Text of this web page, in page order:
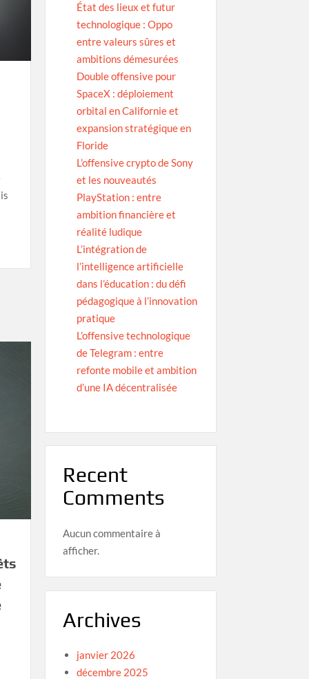
État des lieux et futur
technologique : Oppo
entre valeurs sûres et
ambitions démesurées
Double offensive pour
SpaceX : déploiement
orbital en Californie et
expansion stratégique en
Floride
L’offensive crypto de Sony
et les nouveautés
PlayStation : entre
ambition financière et
réalité ludique
L’intégration de
l’intelligence artificielle
dans l’éducation : du défi
pédagogique à l’innovation
pratique
L’offensive technologique
de Telegram : entre
refonte mobile et ambition
d’une IA décentralisée
Recent
Comments
Aucun commentaire à
afficher.
Archives
janvier 2026
décembre 2025